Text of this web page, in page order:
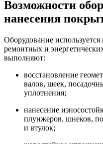
Возможности
нанесения
Оборудование
ремонтных и
выполняют:
восстановление
валов, шеек,
уплотнения;
нанесение
плунжеров, шнеков,
и втулок;